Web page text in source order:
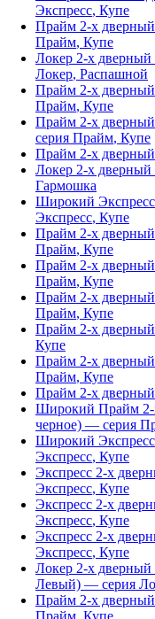
Экспресс, Купе
Прайм 2-х
Прайм, Купе
Локер 2-х дверный
Локер, Распашной
Прайм 2-х дверный
Прайм, Купе
Прайм 2-х
серия Прайм, Купе
Прайм 2-х дверный
Локер 2-х
Гармошка
Широкий
Экспресс, Купе
Прайм 2-х дверный
Прайм, Купе
Прайм 2-х
Прайм, Купе
Прайм 2-х
Прайм, Купе
Прайм 2-х
Купе
Прайм 2-х
Прайм, Купе
Прайм 2-х дверный
Широкий Прайм 2-
черное) — серия
Широкий
Экспресс, Купе
Экспресс 2-х
Экспресс, Купе
Экспресс 2-х
Экспресс, Купе
Экспресс 2-х
Экспресс, Купе
Локер 2-х
Левый) — серия
Прайм 2-х дверный
Прайм, Купе